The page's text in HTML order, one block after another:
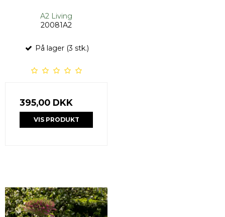
A2 Living
20081A2
På lager (3 stk.)
395,00 DKK
VIS PRODUKT